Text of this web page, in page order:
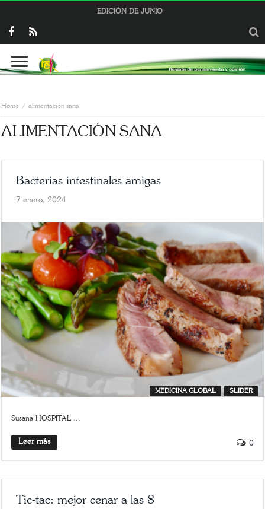
EDICIÓN DE JUNIO
Home alimentación sana
ALIMENTACIÓN SANA
Bacterias intestinales amigas
7 enero, 2024
MEDICINA GLOBAL SLIDER
Susana HOSPITAL ...
Leer más 0
Tic-tac: mejor cenar a las 8